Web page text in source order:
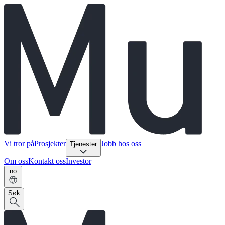
Vi tror påProsjekter Tjenester Jobb hos oss
Om ossKontakt ossInvestor
no
Søk